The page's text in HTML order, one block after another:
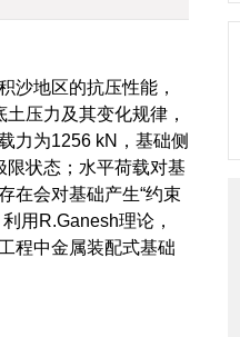
沙地区的抗压性能，
压力及其变化规律，
力为1256 kN，基础侧
限状态；水平荷载对基
在会对基础产生“约束
用R.Ganesh理论，
程中金属装配式基础